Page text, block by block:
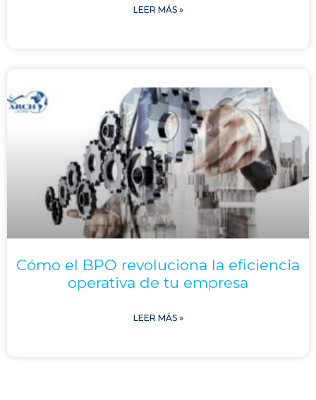
LEER MÁS »
Cómo el BPO revoluciona la eficiencia
operativa de tu empresa
LEER MÁS »